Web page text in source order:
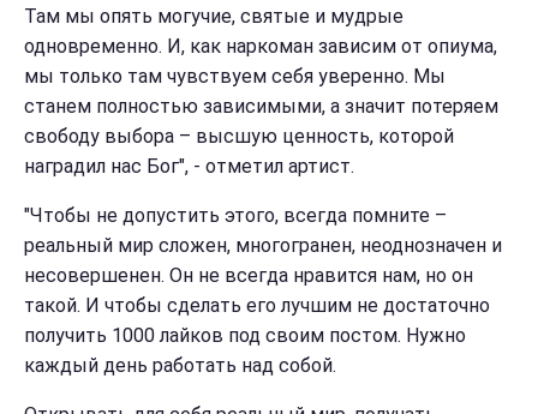
Там мы опять могучие, святые и мудрые
одновременно. И, как наркоман зависим от опиума,
мы только там чувствуем себя уверенно. Мы
станем полностью зависимыми, а значит потеряем
свободу выбора – высшую ценность, которой
наградил нас Бог", - отметил артист.
"Чтобы не допустить этого, всегда помните –
реальный мир сложен, многогранен, неоднозначен и
несовершенен. Он не всегда нравится нам, но он
такой. И чтобы сделать его лучшим не достаточно
получить 1000 лайков под своим постом. Нужно
каждый день работать над собой.